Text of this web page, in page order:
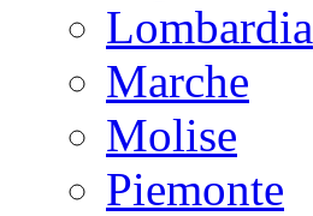
Lombardia
Marche
Molise
Piemonte